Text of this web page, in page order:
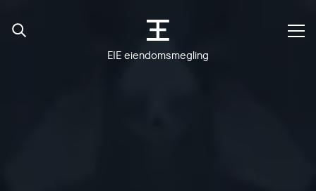
EIE eiendomsmegling